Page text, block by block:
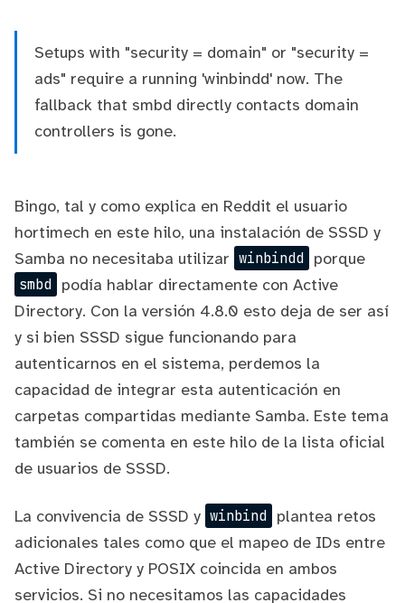
Setups with "security = domain" or "security =
ads" require a running 'winbindd' now. The
fallback that smbd directly contacts domain
controllers is gone.
Bingo, tal y como explica en Reddit el usuario
hortimech en este hilo, una instalación de SSSD y
Samba no necesitaba utilizar winbindd porque
smbd podía hablar directamente con Active
Directory. Con la versión 4.8.0 esto deja de ser así
y si bien SSSD sigue funcionando para
autenticarnos en el sistema, perdemos la
capacidad de integrar esta autenticación en
carpetas compartidas mediante Samba. Este tema
también se comenta en este hilo de la lista oficial
de usuarios de SSSD.
La convivencia de SSSD y winbind plantea retos
adicionales tales como que el mapeo de IDs entre
Active Directory y POSIX coincida en ambos
servicios. Si no necesitamos las capacidades